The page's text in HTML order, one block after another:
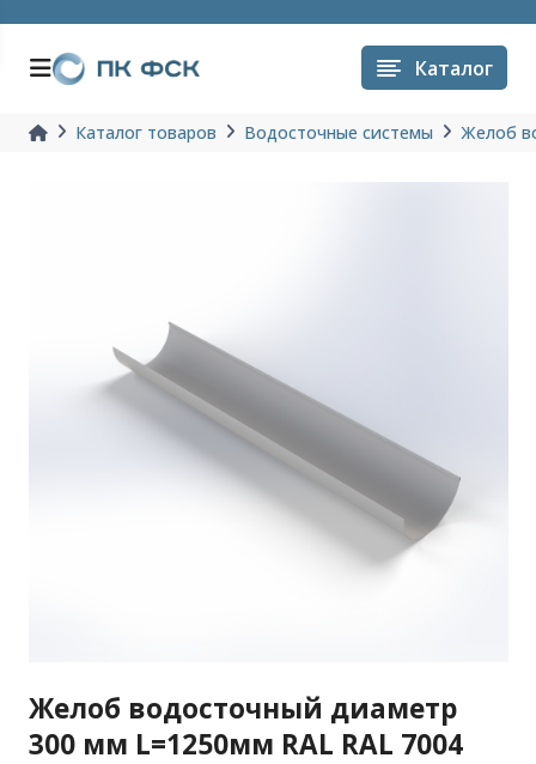
Каталог
Каталог товаров Водосточные системы Желоб
Желоб водосточный диаметр
300 мм L=1250мм RAL RAL 7004